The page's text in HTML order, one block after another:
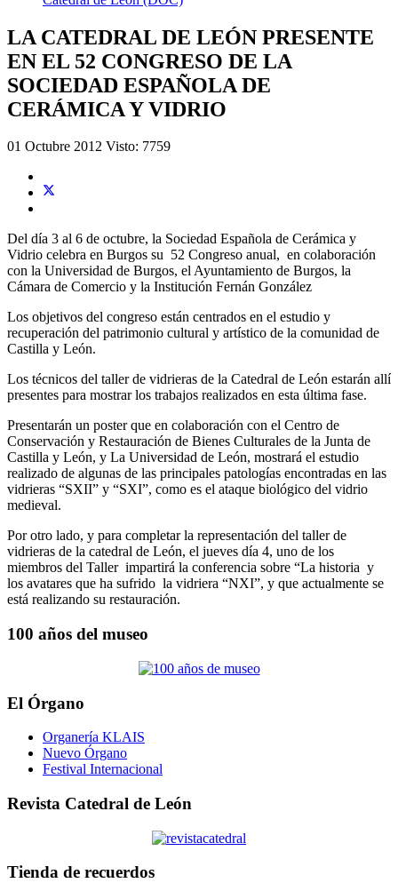
LA CATEDRAL DE LEÓN PRESENTE
EN EL 52 CONGRESO DE LA
SOCIEDAD ESPAÑOLA DE
CERÁMICA Y VIDRIO
01 Octubre 2012 Visto: 7759
Del día 3 al 6 de octubre, la Sociedad Española de Cerámica y
Vidrio celebra en Burgos su 52 Congreso anual, en colaboración
con la Universidad de Burgos, el Ayuntamiento de Burgos, la
Cámara de Comercio y la Institución Fernán González
Los objetivos del congreso están centrados en el estudio y
recuperación del patrimonio cultural y artístico de la comunidad de
Castilla y León.
Los técnicos del taller de vidrieras de la Catedral de León estarán allí
presentes para mostrar los trabajos realizados en esta última fase.
Presentarán un poster que en colaboración con el Centro de
Conservación y Restauración de Bienes Culturales de la Junta de
Castilla y León, y La Universidad de León, mostrará el estudio
realizado de algunas de las principales patologías encontradas en las
vidrieras “SXII” y “SXI”, como es el ataque biológico del vidrio
medieval.
Por otro lado, y para completar la representación del taller de
vidrieras de la catedral de León, el jueves día 4, uno de los
miembros del Taller impartirá la conferencia sobre “La historia y
los avatares que ha sufrido la vidriera “NXI”, y que actualmente se
está realizando su restauración.
100 años del museo
El Órgano
Organería KLAIS
Nuevo Órgano
Festival Internacional
Revista Catedral de León
Tienda de recuerdos